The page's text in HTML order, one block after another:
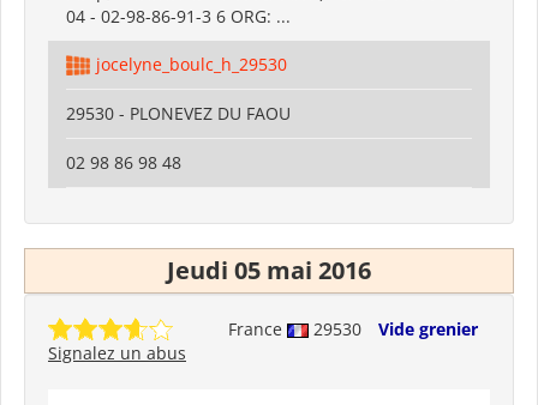
04 - 02-98-86-91-3 6 ORG: ...
jocelyne_boulc_h_29530
29530 - PLONEVEZ DU FAOU
02 98 86 98 48
Jeudi 05 mai 2016
France 29530
Vide grenier
Signalez un abus